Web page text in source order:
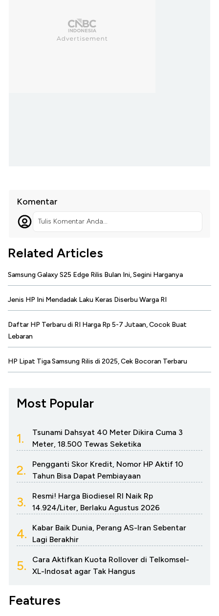
Komentar
Tulis Komentar Anda...
Related Articles
Samsung Galaxy S25 Edge Rilis Bulan Ini, Segini Harganya
Jenis HP Ini Mendadak Laku Keras Diserbu Warga RI
Daftar HP Terbaru di RI Harga Rp 5-7 Jutaan, Cocok Buat
Lebaran
HP Lipat Tiga Samsung Rilis di 2025, Cek Bocoran Terbaru
Most Popular
1.
Tsunami Dahsyat 40 Meter Dikira Cuma 3
Meter, 18.500 Tewas Seketika
2.
Pengganti Skor Kredit, Nomor HP Aktif 10
Tahun Bisa Dapat Pembiayaan
3.
Resmi! Harga Biodiesel RI Naik Rp
14.924/Liter, Berlaku Agustus 2026
4.
Kabar Baik Dunia, Perang AS-Iran Sebentar
Lagi Berakhir
5.
Cara Aktifkan Kuota Rollover di Telkomsel-
XL-Indosat agar Tak Hangus
Features